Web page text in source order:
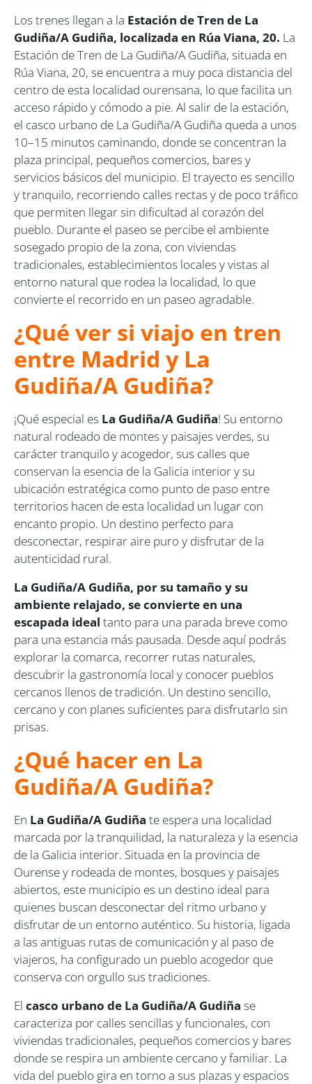
Los trenes llegan a la Estación de Tren de La
Gudiña/A Gudiña, localizada en Rúa Viana, 20. La
Estación de Tren de La Gudiña/A Gudiña, situada en
Rúa Viana, 20, se encuentra a muy poca distancia del
centro de esta localidad ourensana, lo que facilita un
acceso rápido y cómodo a pie. Al salir de la estación,
el casco urbano de La Gudiña/A Gudiña queda a unos
10–15 minutos caminando, donde se concentran la
plaza principal, pequeños comercios, bares y
servicios básicos del municipio. El trayecto es sencillo
y tranquilo, recorriendo calles rectas y de poco tráfico
que permiten llegar sin dificultad al corazón del
pueblo. Durante el paseo se percibe el ambiente
sosegado propio de la zona, con viviendas
tradicionales, establecimientos locales y vistas al
entorno natural que rodea la localidad, lo que
convierte el recorrido en un paseo agradable.
¿Qué ver si viajo en tren
entre Madrid y La
Gudiña/A Gudiña?
¡Qué especial es La Gudiña/A Gudiña! Su entorno
natural rodeado de montes y paisajes verdes, su
carácter tranquilo y acogedor, sus calles que
conservan la esencia de la Galicia interior y su
ubicación estratégica como punto de paso entre
territorios hacen de esta localidad un lugar con
encanto propio. Un destino perfecto para
desconectar, respirar aire puro y disfrutar de la
autenticidad rural.
La Gudiña/A Gudiña, por su tamaño y su
ambiente relajado, se convierte en una
escapada ideal tanto para una parada breve como
para una estancia más pausada. Desde aquí podrás
explorar la comarca, recorrer rutas naturales,
descubrir la gastronomía local y conocer pueblos
cercanos llenos de tradición. Un destino sencillo,
cercano y con planes suficientes para disfrutarlo sin
prisas.
¿Qué hacer en La
Gudiña/A Gudiña?
En La Gudiña/A Gudiña te espera una localidad
marcada por la tranquilidad, la naturaleza y la esencia
de la Galicia interior. Situada en la provincia de
Ourense y rodeada de montes, bosques y paisajes
abiertos, este municipio es un destino ideal para
quienes buscan desconectar del ritmo urbano y
disfrutar de un entorno auténtico. Su historia, ligada
a las antiguas rutas de comunicación y al paso de
viajeros, ha configurado un pueblo acogedor que
conserva con orgullo sus tradiciones.
El casco urbano de La Gudiña/A Gudiña se
caracteriza por calles sencillas y funcionales, con
viviendas tradicionales, pequeños comercios y bares
donde se respira un ambiente cercano y familiar. La
vida del pueblo gira en torno a sus plazas y espacios